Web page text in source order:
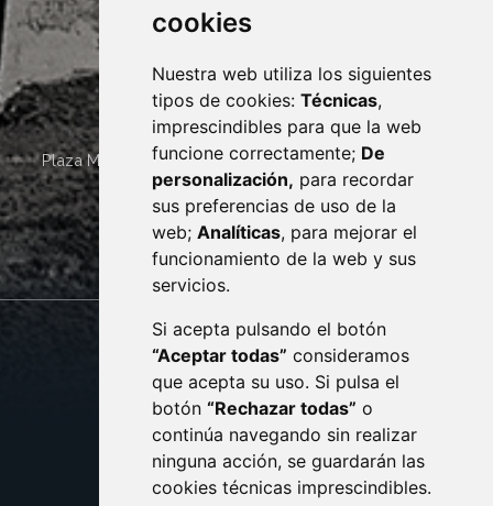
cookies
Nuestra web utiliza los siguientes
tipos de cookies: Técnicas,
imprescindibles para que la web
funcione correctamente; De
personalización, para recordar
sus preferencias de uso de la
web; Analíticas, para mejorar el
funcionamiento de la web y sus
servicios.
Si acepta pulsando el botón
“Aceptar todas” consideramos
que acepta su uso. Si pulsa el
botón “Rechazar todas” o
continúa navegando sin realizar
ninguna acción, se guardarán las
cookies técnicas imprescindibles.
Plaza Mayor 4 22400 MONZÓN - ARAGÓN (ESPAÑA)
· (34) 974 400 700 ·
sac@monzon.es
monzon.es
CONTACTO
AVISO LEGAL
PROTECCIÓN DE DATOS
POLÍTICA DE COOKIES
ACCESIBILIDAD
ENLACE EXTERNO AL